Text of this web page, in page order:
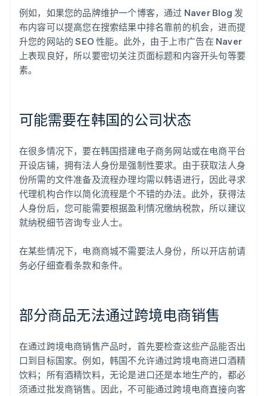
例如，如果您的品牌维护一个博客，通过 Naver Blog 发
布内容可以提高您在搜索结果中排名靠前的机会，进而提
升您的网站的 SEO 性能。此外，由于上市广告在 Naver
上表现良好，所以要密切关注页面标题和内容开头句等要
素。
可能需要在韩国的公司状态
在很多情况下，要在韩国搭建电子商务网站或在电商平台
开设店铺，拥有法人身份是强制性要求。由于获取法人身
份所需的文件准备及流程办理均需以韩语进行，因此寻求
代理机构合作以简化流程是个不错的办法。此外，获得法
人身份后，您可能需要根据盈利情况缴纳税款，所以建议
就纳税细节咨询专业人士。
在某些情况下，电商商城不需要法人身份，所以开店前请
务必仔细查看条款和条件。
部分商品无法通过跨境电商销售
在通过跨境电商销售产品时，首先要检查这些产品能否出
口到目标国家。例如，韩国不允许通过跨境电商进口酒精
饮料；所有酒精饮料，无论是进口还是本地生产的，都必
须通过批发商销售。因此，不可能通过跨境电商直接向客